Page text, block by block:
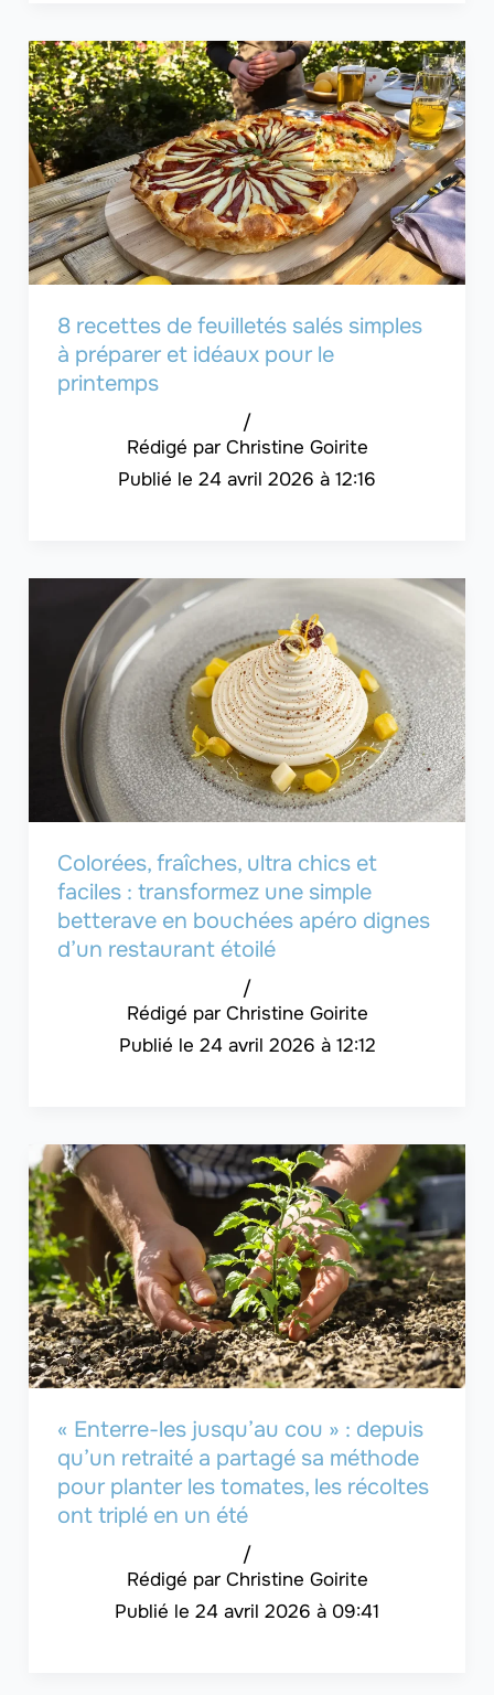
8 recettes de feuilletés salés simples
à préparer et idéaux pour le
printemps
Christine Goirite
/
24 avril 2026 à 12:16
Colorées, fraîches, ultra chics et
faciles : transformez une simple
betterave en bouchées apéro dignes
d’un restaurant étoilé
Christine Goirite
/
24 avril 2026 à 12:12
« Enterre-les jusqu’au cou » : depuis
qu’un retraité a partagé sa méthode
pour planter les tomates, les récoltes
ont triplé en un été
Christine Goirite
/
24 avril 2026 à 09:41